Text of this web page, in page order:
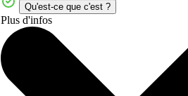
Qu'est-ce que c'est ?
Plus d'infos